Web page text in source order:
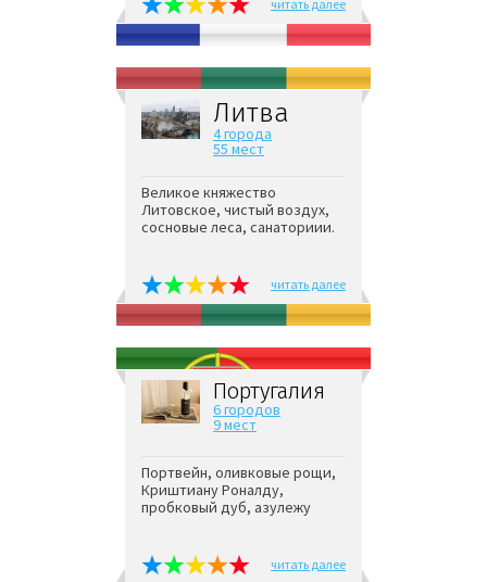
читать далее
Литва
4 города
55 мест
Великое княжество
Литовское, чистый воздух,
сосновые леса, санаториии.
читать далее
Португалия
6 городов
9 мест
Портвейн, оливковые рощи,
Криштиану Роналду,
пробковый дуб, азулежу
читать далее